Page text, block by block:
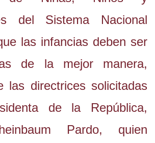
del Sistema Nacional
las infancias deben ser
de la mejor manera,
las directrices solicitadas
de la República,
Pardo, quien